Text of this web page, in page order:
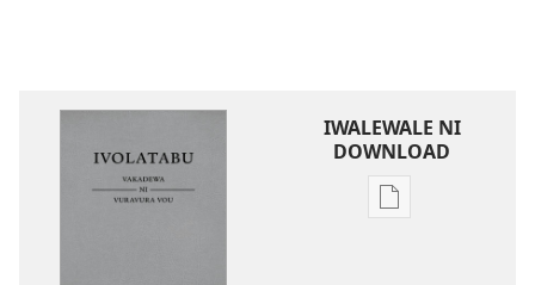
IWALEWALE NI
DOWNLOAD
Sala